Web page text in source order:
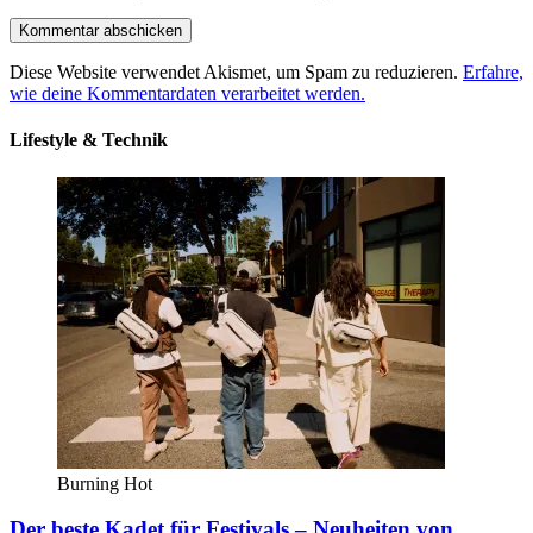
Diese Website verwendet Akismet, um Spam zu reduzieren. Erfahre,
wie deine Kommentardaten verarbeitet werden.
Lifestyle & Technik
Burning Hot